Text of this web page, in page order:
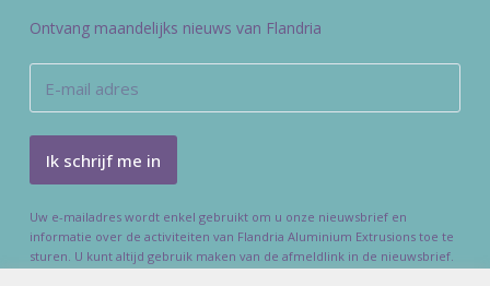
Ontvang maandelijks nieuws van Flandria
Uw e-mailadres wordt enkel gebruikt om u onze nieuwsbrief en
informatie over de activiteiten van Flandria Aluminium Extrusions toe te
sturen. U kunt altijd gebruik maken van de afmeldlink in de nieuwsbrief.